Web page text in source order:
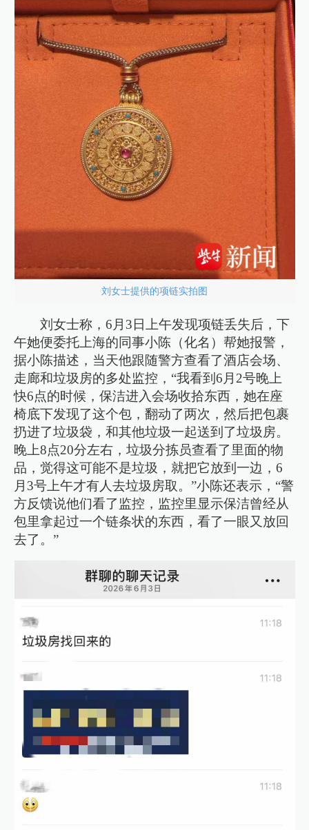
刘女士提供的项链实拍图
刘女士称，6月3日上午发现项链丢失后，下
午她便委托上海的同事小陈（化名）帮她报警，
据小陈描述，当天他跟随警方查看了酒店会场、
走廊和垃圾房的多处监控，“我看到6月2号晚上
快6点的时候，保洁进入会场收拾东西，她在座
椅底下发现了这个包，翻动了两次，然后把包裹
扔进了垃圾袋，和其他垃圾一起送到了垃圾房。
晚上8点20分左右，垃圾分拣员查看了里面的物
品，觉得这可能不是垃圾，就把它放到一边，6
月3号上午才有人去垃圾房取。”小陈还表示，“警
方反馈说他们看了监控，监控里显示保洁曾经从
包里拿起过一个链条状的东西，看了一眼又放回
去了。”